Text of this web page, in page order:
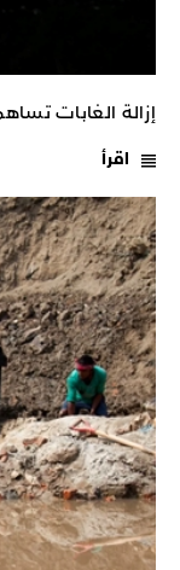
إزالة الغابات
اقرأ